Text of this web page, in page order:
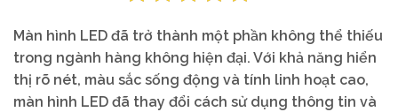
Màn hình LED đã trở thành một phần không thể thiếu
trong ngành hàng không hiện đại. Với khả năng hiển
thị rõ nét, màu sắc sống động và tính linh hoạt cao,
màn hình LED đã thay đổi cách sử dụng thông tin và